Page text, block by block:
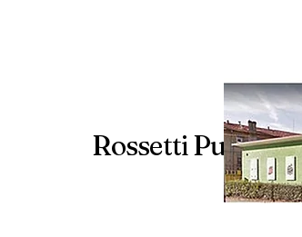
Rossetti Pulizie